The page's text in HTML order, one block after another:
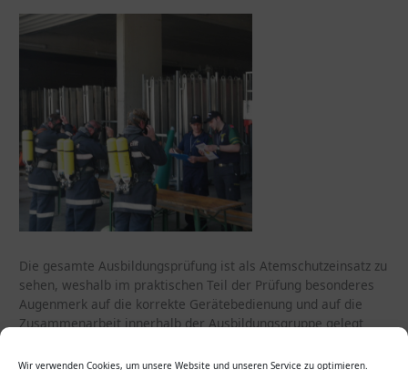
Wir verwenden Cookies, um unsere Website und unseren Service zu optimieren.
Die gesamte Ausbildungsprüfung ist als Atemschutzeinsatz zu
sehen, weshalb im praktischen Teil der Prüfung besonderes
Augenmerk auf die korrekte Gerätebedienung und auf die
Zusammenarbeit innerhalb der Ausbildungsgruppe gelegt